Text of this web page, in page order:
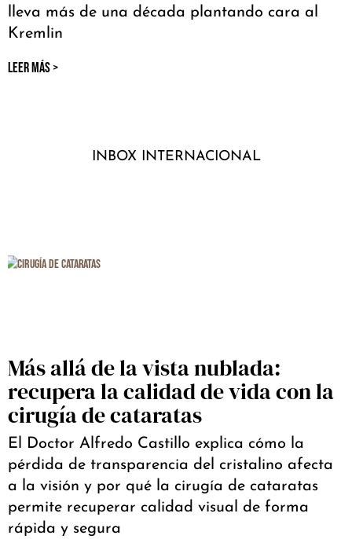
lleva más de una década plantando cara al
Kremlin
LEER MÁS >
INBOX INTERNACIONAL
Más allá de la vista nublada:
recupera la calidad de vida con la
cirugía de cataratas
El Doctor Alfredo Castillo explica cómo la
pérdida de transparencia del cristalino afecta
a la visión y por qué la cirugía de cataratas
permite recuperar calidad visual de forma
rápida y segura